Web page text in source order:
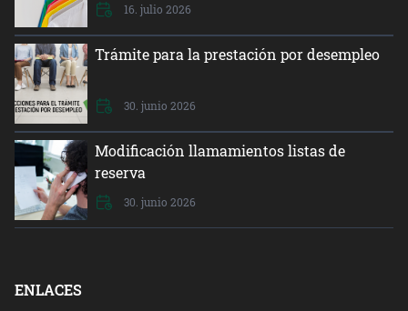
16. julio 2026
Trámite para la prestación por desempleo
30. junio 2026
Modificación llamamientos listas de
reserva
30. junio 2026
ENLACES